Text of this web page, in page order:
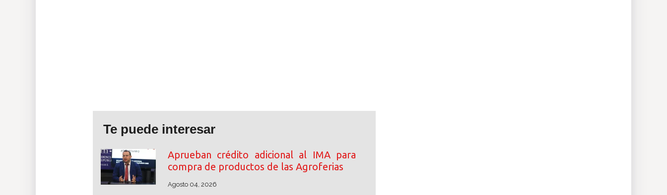
Te puede interesar
Aprueban crédito adicional al IMA para
compra de productos de las Agroferias
Agosto 04, 2026